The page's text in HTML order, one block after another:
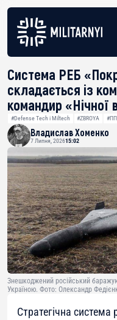
Система РЕБ
складається із
командир «Нічної
#Defense Tech і Miltech #ZBROYA
Владислав Хоменко
7 Липня, 202615:02
Знешкоджений російський
Україною. Фото: Олександр
Стратегічна система